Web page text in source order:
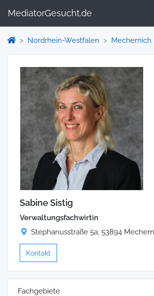
MediatorGesucht.de
Nordrhein-Westfalen Mechernich
Sabine Sistig
Verwaltungsfachwirtin
Stephanusstraße 5a, 53894
Kontakt
Fachgebiete